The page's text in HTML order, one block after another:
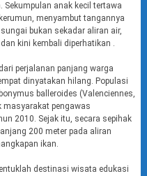
Sekumpulan anak kecil tertawa
menyambut tangannya
bukan sekadar aliran air,
kini kembali diperhatikan .
perjalanan panjang warga
dinyatakan hilang. Populasi
balleroides (Valenciennes,
masyarakat pengawas
2010. Sejak itu, secara sepihak
200 meter pada aliran
ikan.
destinasi wisata edukasi